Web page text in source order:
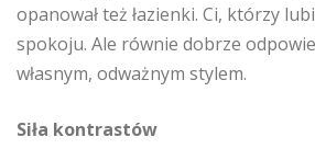
opanował też łazienki. Ci, którzy
spokoju. Ale równie dobrze
własnym, odważnym stylem.
Siła kontrastów